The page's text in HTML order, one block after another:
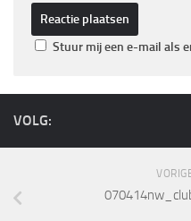
Stuur mij een e-mail als
VOLG: